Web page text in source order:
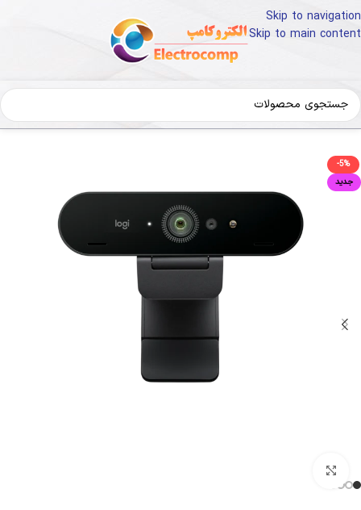
Skip to navigation
Skip to main content
دیجیتال لوازم جانبی کامپیوتر وب-کم-ویدیوکنفرانس
-5%
جدید